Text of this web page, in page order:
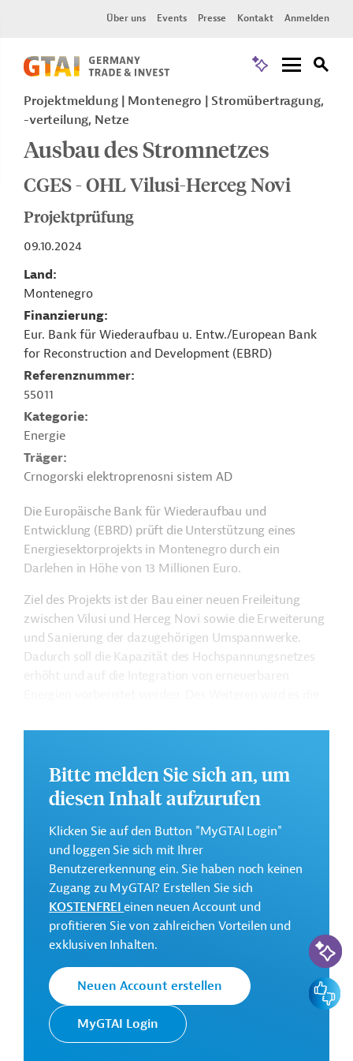
Über uns Events Presse Kontakt Anmelden
Projektmeldung Montenegro
Stromübertragung,
-verteilung, Netze
Ausbau des Stromnetzes
CGES - OHL Vilusi-Herceg Novi
Projektprüfung
09.10.2024
Land
Montenegro
Finanzierung
Eur. Bank für Wiederaufbau u. Entw./European Bank
for Reconstruction and Development (EBRD)
Referenznummer
55011
Kategorie
Energie
Träger
Crnogorski elektroprenosni sistem AD
Die Europäische Bank für Wiederaufbau und
Entwicklung (EBRD) prüft die Unterstützung eines
Energiesektorprojekts in Montenegro durch ein
Darlehen in Höhe von 13 Millionen Euro.
Ziel des Projekts ist der Bau einer neuen Freileitung
zwischen Vilusi und Herceg Novi sowie die Erweiterung
und Sanierung der dazugehörigen Umspannwerke.
Dadurch soll die Kapazität des Hochspannungsnetzes
erhöht und auf die Integration von erneuerbaren
Energieverluste verringert.
Entwicklungsprojekt finden Sie auf derWebseite der
EBRD
.
GTAI informiert über dieEBRD: Schwerpunkte,
Regularien und praktische Hinweise zur
Geschäftsanbahnung.
Gesamtkosten:
18 Millionen Euro
Geberbeitrag:
Kontaktadressen
Bitte melden Sie sich an, um
diesen Inhalt aufzurufen
Klicken Sie auf den Button "MyGTAI Login"
und loggen Sie sich mit Ihrer
Benutzererkennung ein. Sie haben noch keinen
Zugang zu MyGTAI? Erstellen Sie sich
KOSTENFREIeinen neuen Account und
profitieren Sie von zahlreichen Vorteilen und
exklusiven Inhalten.
Neuen Account erstellen
MyGTAI Login
KI-